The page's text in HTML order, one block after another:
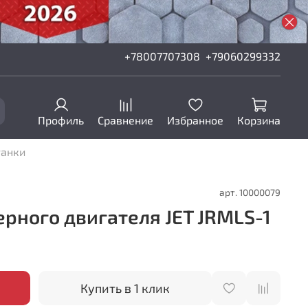
+78007707308 +79060299332
Профиль Сравнение Избранное Корзина
арт. 10000079
двигателя JET JRMLS-1
Купить в 1 клик